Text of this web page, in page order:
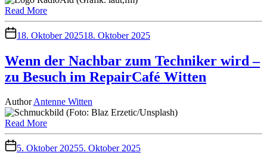
Read More
18. Oktober 202518. Oktober 2025
Wenn der Nachbar zum Techniker wird –
zu Besuch im RepairCafé Witten
AuthorAntenne Witten
Read More
5. Oktober 20255. Oktober 2025